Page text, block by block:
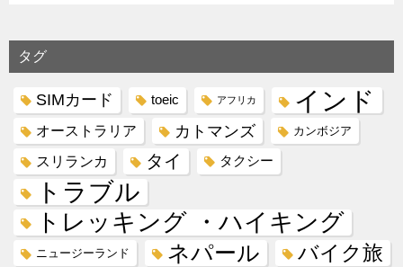
タグ
SIMカード toeic アフリカ インド
オーストラリア カトマンズ カンボジア
スリランカ タイ タクシー
トラブル
トレッキング ・ハイキング
ニュージーランド ネパール バイク旅